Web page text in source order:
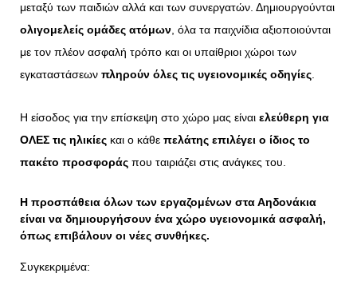
μεταξύ των παιδιών αλλά και των συνεργατών. Δημιουργούνται
ολιγομελείς ομάδες ατόμων, όλα τα παιχνίδια αξιοποιούνται
με τον πλέον ασφαλή τρόπο και οι υπαίθριοι χώροι των
εγκαταστάσεων πληρούν όλες τις υγειονομικές οδηγίες.
Η είσοδος για την επίσκεψη στο χώρο μας είναι ελεύθερη για
ΟΛΕΣ τις ηλικίες και ο κάθε πελάτης επιλέγει ο ίδιος το
πακέτο προσφοράς που ταιριάζει στις ανάγκες του.
Η προσπάθεια όλων των εργαζομένων στα Αηδονάκια
είναι να δημιουργήσουν ένα χώρο υγειονομικά ασφαλή,
όπως επιβάλουν οι νέες συνθήκες.
Συγκεκριμένα: